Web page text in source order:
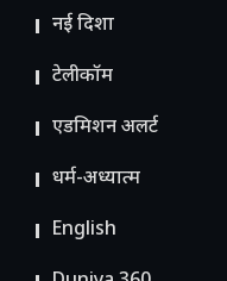
नई दिशा
टेलीकॉम
ए​डमिशन अलर्ट
धर्म-अध्यात्म
English